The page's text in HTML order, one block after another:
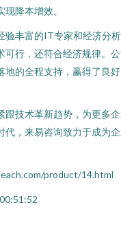
降本增效。
验丰富的IT专家和经济分
可行，还符合经济规律。
地的全程支持，赢得了良
跟技术革新趋势，为更多
代，来易咨询致力于成为
product/14.html